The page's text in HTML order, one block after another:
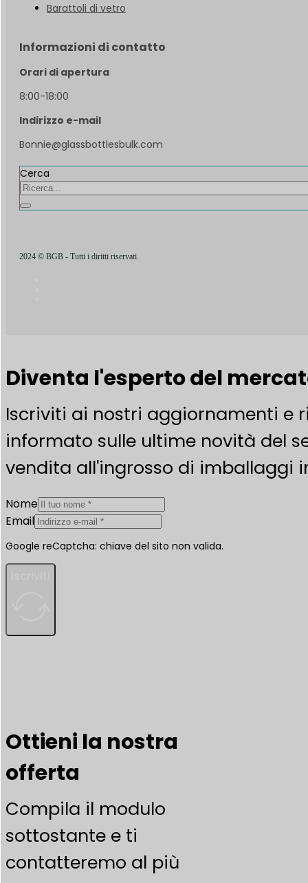
Barattoli di vetro
Informazioni di contatto
Orari di apertura
8:00-18:00
Indirizzo e-mail
Bonnie@glassbottlesbulk.com
Cerca
2024 © BGB - Tutti i diritti riservati.
Diventa l'esperto del
Iscriviti ai nostri aggiornamenti e
informato sulle ultime novità del
vendita all'ingrosso di imballaggi
Nome
Email
Google reCaptcha: chiave del sito non valida.
Ottieni la nostra
offerta
Compila il modulo
sottostante e ti
contatteremo al più